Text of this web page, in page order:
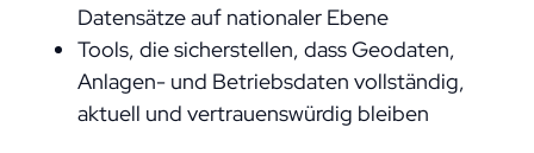
Datensätze auf nationaler Ebene
Tools, die sicherstellen, dass Geodaten,
Anlagen- und Betriebsdaten vollständig,
aktuell und vertrauenswürdig bleiben